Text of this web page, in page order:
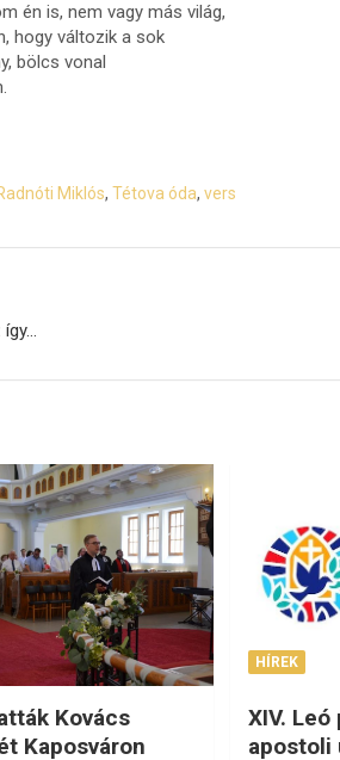
én is, nem vagy más világ,
hogy változik a sok
bölcs vonal
Miklós, Tétova óda, vers
így…
Kovács
Kaposváron
HÍREK
XIV.
apostoli